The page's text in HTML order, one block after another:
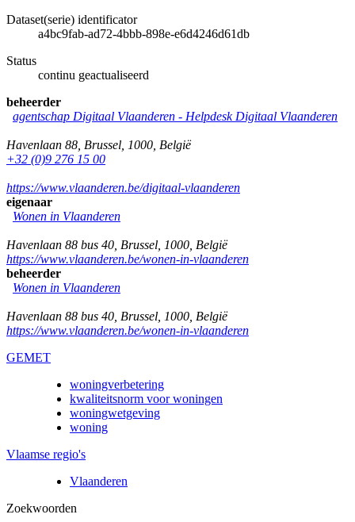
Dataset(serie) identificator
a4bc9fab-ad72-4bbb-898e-e6d4246d61db
Status
continu geactualiseerd
beheerder
agentschap Digitaal Vlaanderen - Helpdesk Digitaal Vlaanderen
Havenlaan 88 Brussel 1000 België
+32 (0)9 276 15 00
https://www.vlaanderen.be/digitaal-vlaanderen
eigenaar
Wonen in Vlaanderen
Havenlaan 88 bus 40 Brussel 1000 België
https://www.vlaanderen.be/wonen-in-vlaanderen
beheerder
Wonen in Vlaanderen
Havenlaan 88 bus 40 Brussel 1000 België
https://www.vlaanderen.be/wonen-in-vlaanderen
GEMET
woningverbetering
kwaliteitsnorm voor woningen
woningwetgeving
woning
Vlaamse regio's
Vlaanderen
Zoekwoorden